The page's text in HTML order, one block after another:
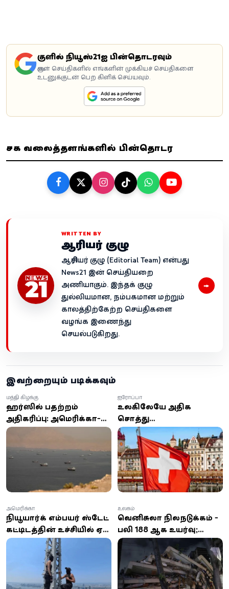
கூகுளில் நியூஸ்21ஐ பின்தொடரவும்
கூகுள் செய்திகளில் எங்களின் முக்கியச் செய்திகளை
உடனுக்குடன் பெற கிளிக் செய்யவும்.
சமூக வலைத்தளங்களில் பின்தொடர
WRITTEN BY
ஆசிரியர் குழு
ஆசிரியர் குழு (Editorial Team) என்பது
News21 இன் செய்தியறை
அணியாகும். இந்தக் குழு
துல்லியமான, நம்பகமான மற்றும்
காலத்திற்கேற்ற செய்திகளை
வழங்க இணைந்து
செயல்படுகிறது.
→
இவற்றையும் படிக்கவும்
ஹர்முஸில் பதற்றம்
அதிகரிப்பு: அமெரிக்கா-
ஈரான் மோதல் தீவிரம் -
குறிவைத்து பதிலடி
தாக்குதல்
மத்திய கிழக்கு
உலகிலேயே அதிக
சொத்து
வைத்திருப்பவர்கள் யார்?
முதல் இடத்தில் இந்த
நாட்டின் மக்கள்!
ஐரோப்பா
நியூயார்க் எம்பயர் ஸ்டேட்
கட்டிடத்தின் உச்சியில் ஏறி
காதலை சொல்லிய
இளைஞன்!
அமெரிக்கா
வெனிசுலா நிலநடுக்கம் -
பலி 188 ஆக உயர்வு;
1,500-க்கும் மேற்பட்டோர்
காயம்! 250 கட்டிடங்கள்
சேதம்
உலகம்